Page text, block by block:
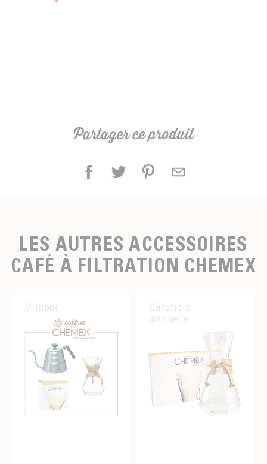
Ne pas oublier de nettoyer le matériel après
Partager ce produit
LES AUTRES ACCESSOIRES
CAFÉ À FILTRATION CHEMEX
Dripper
Cafetière
manuelle